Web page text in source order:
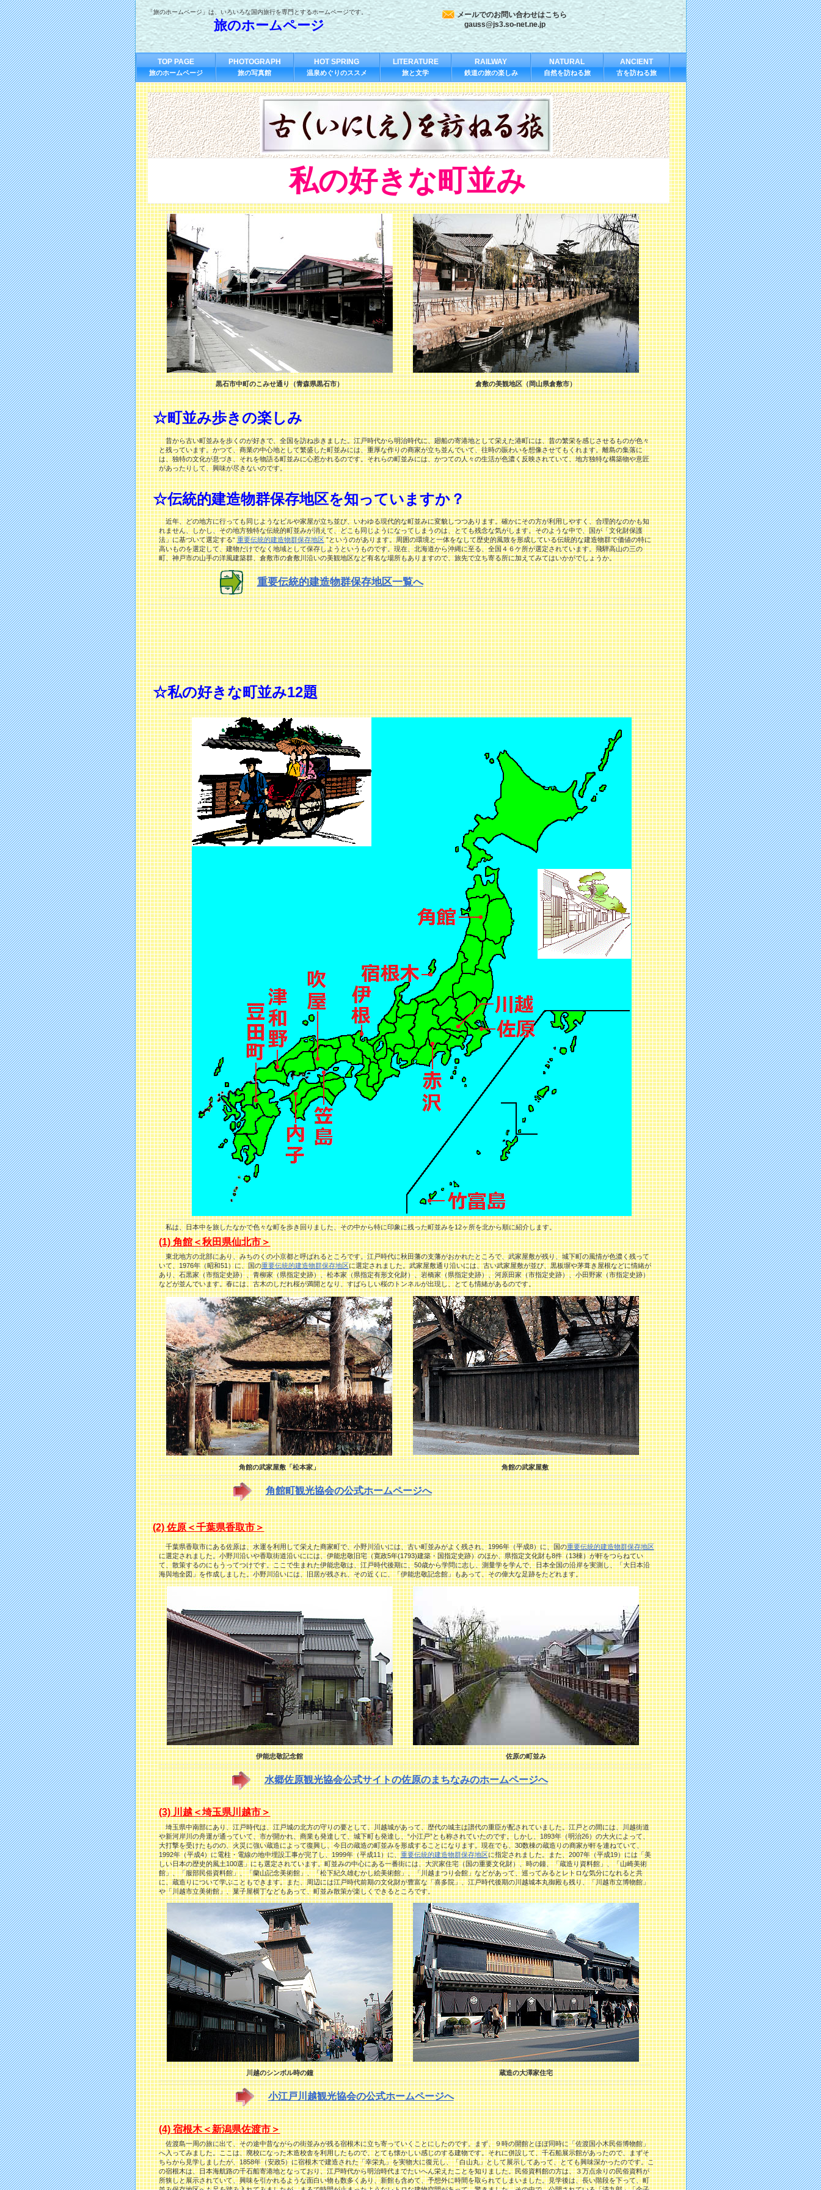
「旅のホームページ」は、いろいろな国内旅行を専門とするホームページです。
旅のホームページ
メールでのお問い合わせはこちら
gauss@js3.so-net.ne.jp
私の好きな町並み
黒石市中町のこみせ通り（青森県黒石市） 倉敷の美観地区（岡山県倉敷市）
☆町並み歩きの楽しみ
昔から古い町並みを歩くのが好きで、全国を訪ね歩きました。江戸時代から明治時代に、廻船の寄港地として栄えた港町には、昔の繁栄を感じさせるものが色々
と残っています。かつて、商業の中心地として繁盛した町並みには、重厚な作りの商家が立ち並んでいて、往時の賑わいを想像させてもくれます。離島の集落に
は、独特の文化が息づき、それを物語る町並みに心惹かれるのです。それらの町並みには、かつての人々の生活が色濃く反映されていて、地方独特な構築物や意匠
があったりして、興味が尽きないのです。
☆伝統的建造物群保存地区を知っていますか？
近年、どの地方に行っても同じようなビルや家屋が立ち並び、いわゆる現代的な町並みに変貌しつつあります。確かにその方が利用しやすく、合理的なのかも知
れません、しかし、その地方独特な伝統的町並みが消えて、どこも同じようになってしまうのは、とても残念な気がします。そのような中で、国が「文化財保護
法」に基づいて選定する“重要伝統的建造物群保存地区”というのがあります。周囲の環境と一体をなして歴史的風致を形成している伝統的な建造物群で価値の特に
高いものを選定して、建物だけでなく地域として保存しようというものです。現在、北海道から沖縄に至る、全国４６ケ所が選定されています。飛騨高山の三の
町、神戸市の山手の洋風建築群、倉敷市の倉敷川沿いの美観地区など有名な場所もありますので、旅先で立ち寄る所に加えてみてはいかがでしょうか。
重要伝統的建造物群保存地区一覧へ
☆私の好きな町並み12題
私は、日本中を旅したなかで色々な町を歩き回りました、その中から特に印象に残った町並みを12ヶ所を北から順に紹介します。
(1) 角館＜秋田県仙北市＞
東北地方の北部にあり、みちのくの小京都と呼ばれるところです。江戸時代に秋田藩の支藩がおかれたところで、武家屋敷が残り、城下町の風情が色濃く残って
いて、1976年（昭和51）に、国の重要伝統的建造物群保存地区に選定されました。武家屋敷通り沿いには、古い武家屋敷が並び、黒板塀や茅葺き屋根などに情緒が
あり、石黒家（市指定史跡）、青柳家（県指定史跡）、松本家（県指定有形文化財）、岩橋家（県指定史跡）、河原田家（市指定史跡）、小田野家（市指定史跡）
などが並んでいます。春には、古木のしだれ桜が満開となり、すばらしい桜のトンネルが出現し、とても情緒があるのです。
角館の武家屋敷「松本家」 角館の武家屋敷
角館町観光協会の公式ホームページへ
(2) 佐原＜千葉県香取市＞
千葉県香取市にある佐原は、水運を利用して栄えた商家町で、小野川沿いには、古い町並みがよく残され、1996年（平成8）に、国の重要伝統的建造物群保存地区
に選定されました。小野川沿いや香取街道沿いにには、伊能忠敬旧宅（寛政5年(1793)建築・国指定史跡）のほか、県指定文化財も8件（13棟）が軒をつらねてい
て、散策するのにもうってつけです。ここで生まれた伊能忠敬は、江戸時代後期に、50歳から学問に志し、測量学を学んで、日本全国の沿岸を実測し、「大日本沿
海與地全図」を作成しました。小野川沿いには、旧居が残され、その近くに、「伊能忠敬記念館」もあって、その偉大な足跡をたどれます。
伊能忠敬記念館 佐原の町並み
水郷佐原観光協会公式サイトの佐原のまちなみのホームページへ
(3) 川越＜埼玉県川越市＞
埼玉県中南部にあり、江戸時代は、江戸城の北方の守りの要として、川越城があって、歴代の城主は譜代の重臣が配されていました。江戸との間には、川越街道
や新河岸川の舟運が通っていて、市が開かれ、商業も発達して、城下町も発達し、“小江戸”とも称されていたのです。しかし、1893年（明治26）の大火によって、
大打撃を受けたものの、火災に強い蔵造によって復興し、今日の蔵造の町並みを形成することになります。現在でも、30数棟の蔵造りの商家が軒を連ねていて、
1992年（平成4）に電柱・電線の地中埋設工事が完了し、1999年（平成11）に、重要伝統的建造物群保存地区に指定されました。また、2007年（平成19）には「美
しい日本の歴史的風土100選」にも選定されています。町並みの中心にある一番街には、大沢家住宅（国の重要文化財）、時の鐘、「蔵造り資料館」、「山崎美術
館」、「服部民俗資料館」、「蘭山記念美術館」、「松下紀久雄むかし絵美術館」、「川越まつり会館」などがあって、巡ってみるとレトロな気分になれると共
に、蔵造りについて学ぶこともできます。また、周辺には江戸時代前期の文化財が豊富な「喜多院」、江戸時代後期の川越城本丸御殿も残り、「川越市立博物館」
や「川越市立美術館」、菓子屋横丁などもあって、町並み散策が楽しくできるところです。
川越のシンボル時の鐘 蔵造の大澤家住宅
小江戸川越観光協会の公式ホームページへ
(4) 宿根木＜新潟県佐渡市＞
佐渡島一周の旅に出て、その途中昔ながらの街並みが残る宿根木に立ち寄っていくことにしたのです。まず、９時の開館とほぼ同時に「佐渡国小木民俗博物館」
へ入ってみました。ここは、廃校になった木造校舎を利用したもので、とても懐かしい感じのする建物です。それに併設して、千石船展示館があったので、まずそ
ちらから見学しましたが、1858年（安政5）に宿根木で建造された「幸栄丸」を実物大に復元し、「白山丸」として展示してあって、とても興味深かったのです。こ
の宿根木は、日本海航路の千石船寄港地となっており、江戸時代から明治時代までたいへん栄えたことを知りました。民俗資料館の方は、３万点余りの民俗資料が
所狭しと展示されていて、興味を引かれるような面白い物も数多くあり、新館も含めて、予想外に時間を取られてしまいました。見学後は、長い階段を下って、町
TOP PAGE
旅のホームページ
PHOTOGRAPH
旅の写真館
HOT SPRING
温泉めぐりのススメ
LITERATURE
旅と文学
RAILWAY
鉄道の旅の楽しみ
NATURAL
自然を訪ねる旅
ANCIENT
古を訪ねる旅